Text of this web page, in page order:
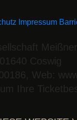
Impressum
Coswig
Web:
Ihre